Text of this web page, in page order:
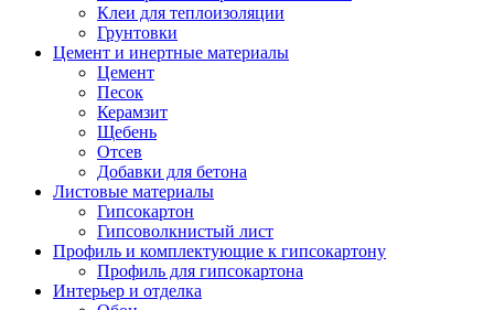
Клеи для теплоизоляции
Грунтовки
Цемент и инертные материалы
Цемент
Песок
Керамзит
Щебень
Отсев
Добавки для бетона
Листовые материалы
Гипсокартон
Гипсоволкнистый лист
Профиль и комплектующие к гипсокартону
Профиль для гипсокартона
Интерьер и отделка